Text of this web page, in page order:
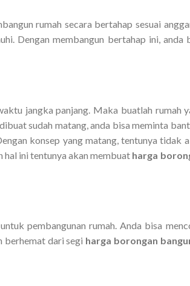
rumah secara bertahap sesuai
Dengan membangun bertahap ini, anda
jangka panjang. Maka buatlah rumah
sudah matang, anda bisa meminta
konsep yang matang, tentunya tidak
ini tentunya akan membuat harga
pembangunan rumah. Anda bisa
berhemat dari segi harga borongan